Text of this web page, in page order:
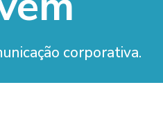
corporativa.